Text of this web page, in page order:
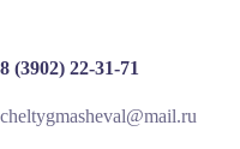
8 (3902) 22-31-71
cheltygmasheval@mail.ru